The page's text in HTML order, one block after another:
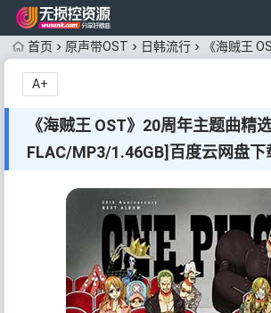
首页 原声带OST 日韩流行 《海贼王 OST》20周年主
《海贼王 OST》20周年主题曲精
FLAC/MP3/1.46GB]百度云网盘下
A+